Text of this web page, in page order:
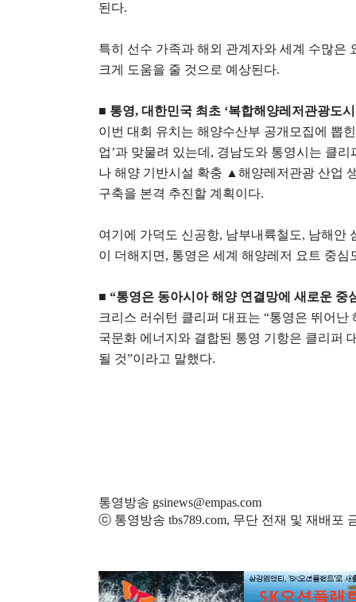
된다.
특히 선수 가족과 해외 관계자와 세계 수많은
크게 도움을 줄 것으로 예상된다.
■ 통영, 대한민국 최초 ‘복합해양레저관광도시
이번 대회 유치는 해양수산부 공개모집에 뽑
업’과 맞물려 있는데 , 경남도와 통영시는 클
나 해양 기반시설 확충 ▲ 해양레저관광 산업
구축을 본격 추진할 계획이다.
여기에 가덕도 신공항, 남부내륙철도, 남해안
이 더해지면 , 통영은 세계 해양레저 요트 중심
■ “통영은 동아시아 해양 연결망에 새로운 중
크리스 러쉬턴 클리퍼 대표는 “통영은 뛰어난
국문화 에너지와 결합된 통영 기항은 클리퍼
될 것”이라고 말했다.
통영방송 gsinews@empas.com
ⓒ 통영방송 tbs789.com, 무단 전재 및 재배포